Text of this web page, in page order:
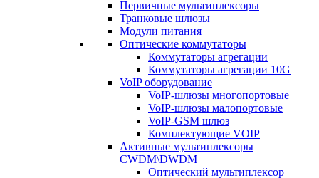
Первичные мультиплексоры
Транковые шлюзы
Модули питания
Оптические коммутаторы
Коммутаторы агрегации
Коммутаторы агрегации 10G
VoIP оборудование
VoIP-шлюзы многопортовые
VoIP-шлюзы малопортовые
VoIP-GSM шлюз
Комплектующие VOIP
Активные мультиплексоры
CWDM\DWDM
Оптический мультиплексор